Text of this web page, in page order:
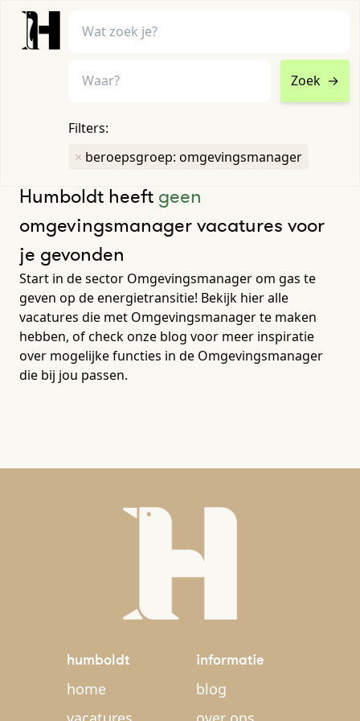
Zoek →
Filters:
× beroepsgroep: omgevingsmanager
Humboldt heeft geen
omgevingsmanager vacatures voor
je gevonden
Start in de sector Omgevingsmanager om gas te
geven op de energietransitie! Bekijk hier alle
vacatures die met Omgevingsmanager te maken
hebben, of check onze blog voor meer inspiratie
over mogelijke functies in de Omgevingsmanager
die bij jou passen.
humboldt
home
informatie
blog